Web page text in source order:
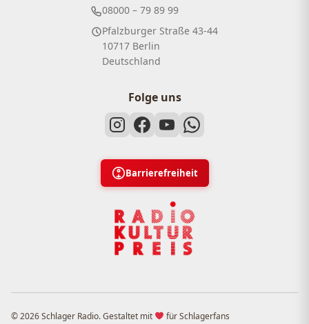
08000 – 79 89 99
Pfalzburger Straße 43-44
10717 Berlin
Deutschland
Folge uns
Barrierefreiheit
© 2026 Schlager Radio. Gestaltet mit für Schlagerfans